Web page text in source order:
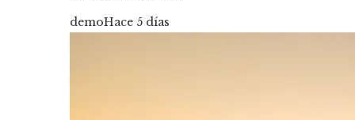
demoHace 5 días